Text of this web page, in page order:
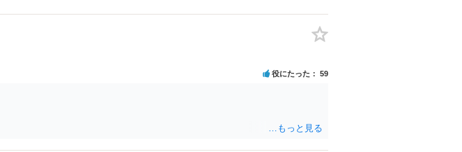
役にたった 59